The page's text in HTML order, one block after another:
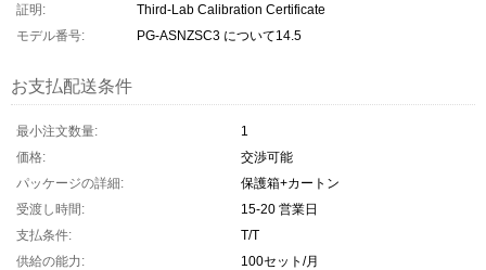
証明:
Third-Lab Calibration Certificate
モデル番号:
PG-ASNZSC3 について14.5
お支払配送条件
最小注文数量:
1
価格:
交渉可能
パッケージの詳細:
保護箱+カートン
受渡し時間:
15-20 営業日
支払条件:
T/T
供給の能力:
100セット/月